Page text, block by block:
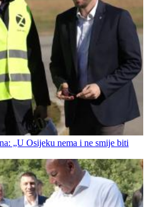
„U Osijeku nema i ne smije biti